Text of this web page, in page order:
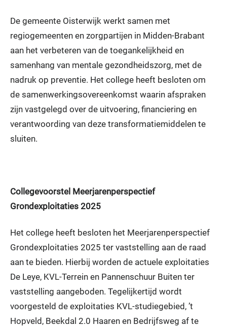
De gemeente Oisterwijk werkt samen met
regiogemeenten en zorgpartijen in Midden-Brabant
aan het verbeteren van de toegankelijkheid en
samenhang van mentale gezondheidszorg, met de
nadruk op preventie. Het college heeft besloten om
de samenwerkingsovereenkomst waarin afspraken
zijn vastgelegd over de uitvoering, financiering en
verantwoording van deze transformatiemiddelen te
sluiten.
Collegevoorstel Meerjarenperspectief
Grondexploitaties 2025
Het college heeft besloten het Meerjarenperspectief
Grondexploitaties 2025 ter vaststelling aan de raad
aan te bieden. Hierbij worden de actuele exploitaties
De Leye, KVL-Terrein en Pannenschuur Buiten ter
vaststelling aangeboden. Tegelijkertijd wordt
voorgesteld de exploitaties KVL-studiegebied, ’t
Hopveld, Beekdal 2.0 Haaren en Bedrijfsweg af te